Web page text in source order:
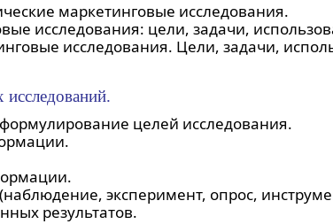
маркетинговые исследования.
исследования: цели, задачи,
исследования. Цели, задачи,
целей исследования.
эксперимент, опрос,
результатов.